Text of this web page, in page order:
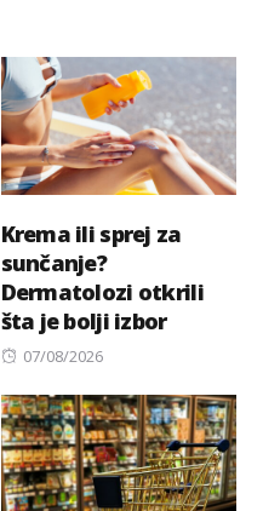
Krema ili sprej za
sunčanje?
Dermatolozi otkrili
šta je bolji izbor
Posted
07/08/2026